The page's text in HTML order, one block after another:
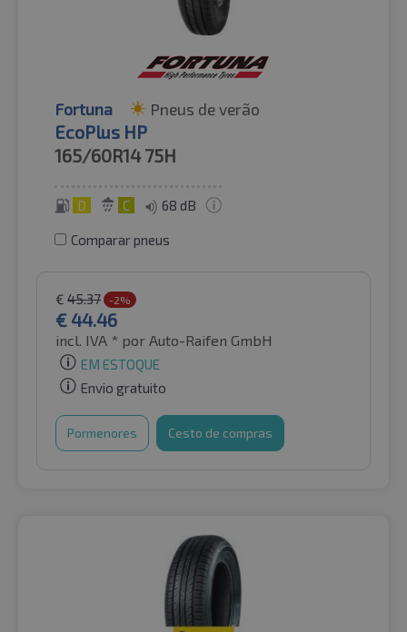
Fortuna Pneus de verão
EcoPlus HP
165/60R14 75H
D C 68 dB
Comparar pneus
€ 45.37 -2%
€ 44.46
incl. IVA * por Auto-Raifen GmbH
EM ESTOQUE
Envio gratuito
Pormenores Cesto de compras